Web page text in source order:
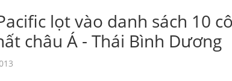
lọt vào danh sách 10
châu Á - Thái Bình Dương